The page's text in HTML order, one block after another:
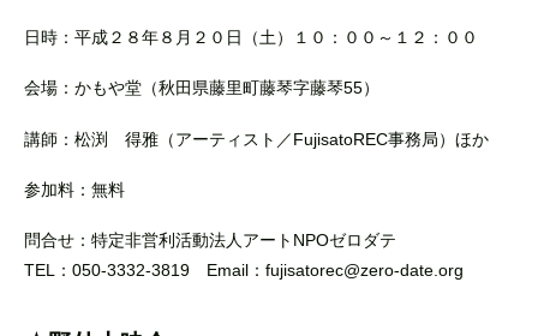
日時：平成２８年８月２０日（土）１０：００～１２：００
会場：かもや堂（秋田県藤里町藤琴字藤琴55）
講師：松渕 得雅（アーティスト／FujisatoREC事務局）ほか
参加料：無料
問合せ：特定非営利活動法人アートNPOゼロダテ
TEL：050-3332-3819 Email：fujisatorec@zero-date.org